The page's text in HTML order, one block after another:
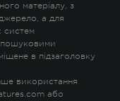
матеріалу, з
а для
систем
пошуковими
в підзаголовку
використання
або